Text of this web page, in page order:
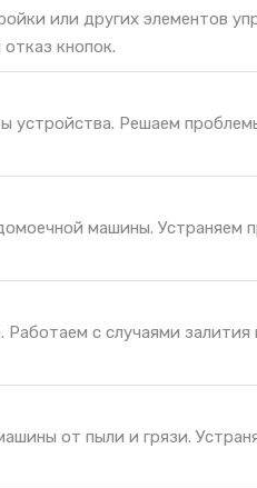
или других элементов
кнопок.
устройства. Решаем
машины. Устраняем
с случаями залития
от пыли и грязи.